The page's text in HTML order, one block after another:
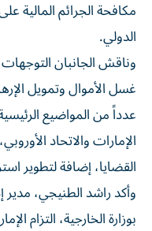
مكافحة الجرائم المالية
الدولي.
وناقش الجانبان
غسل الأموال وتمويل
عدداً من المواضيع
الإمارات والاتحاد
القضايا، إضافة لتطوير
وأكد راشد الطنيجي، مدير
بوزارة الخارجية، التزام